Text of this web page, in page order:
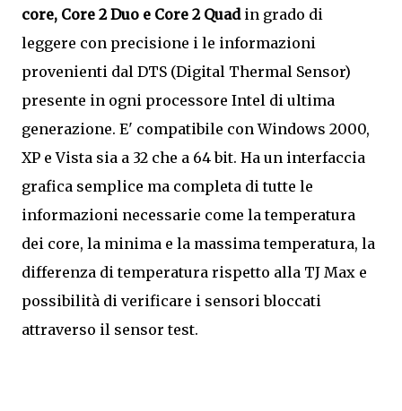
core, Core 2 Duo e Core 2 Quadin grado di
leggere con precisione i le informazioni
provenienti dal DTS (Digital Thermal Sensor)
presente in ogni processore Intel di ultima
generazione. E' compatibile con Windows 2000,
XP e Vista sia a 32 che a 64 bit. Ha un interfaccia
grafica semplice ma completa di tutte le
informazioni necessarie come la temperatura
dei core, la minima e la massima temperatura, la
differenza di temperatura rispetto alla TJ Max e
possibilità di verificare i sensori bloccati
attraverso il sensor test.